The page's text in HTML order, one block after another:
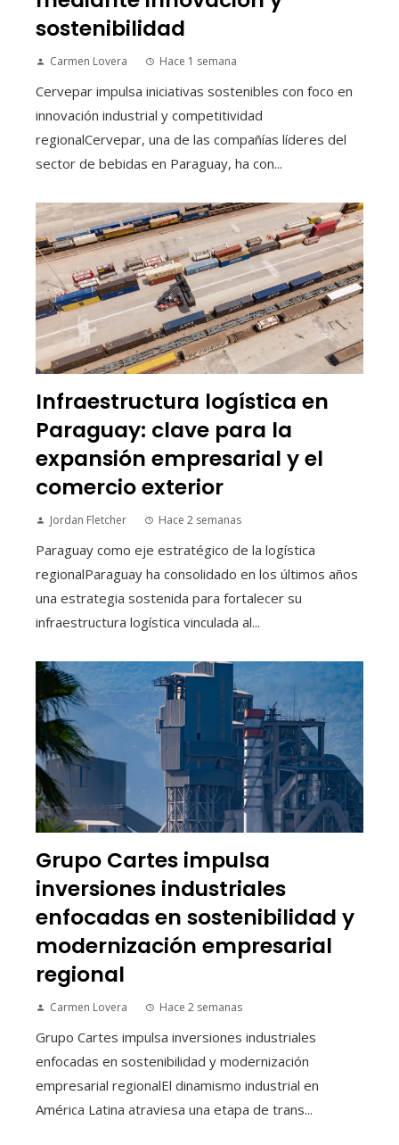
sostenibilidad
Carmen Lovera Hace 1 semana
Cervepar impulsa iniciativas sostenibles con foco en
innovación industrial y competitividad
regionalCervepar, una de las compañías líderes del
sector de bebidas en Paraguay, ha con...
Infraestructura logística en
Paraguay: clave para la
expansión empresarial y el
comercio exterior
Jordan Fletcher Hace 2 semanas
Paraguay como eje estratégico de la logística
regionalParaguay ha consolidado en los últimos años
una estrategia sostenida para fortalecer su
infraestructura logística vinculada al...
Grupo Cartes impulsa
inversiones industriales
enfocadas en sostenibilidad y
modernización empresarial
regional
Carmen Lovera Hace 2 semanas
Grupo Cartes impulsa inversiones industriales
enfocadas en sostenibilidad y modernización
empresarial regionalEl dinamismo industrial en
América Latina atraviesa una etapa de trans...